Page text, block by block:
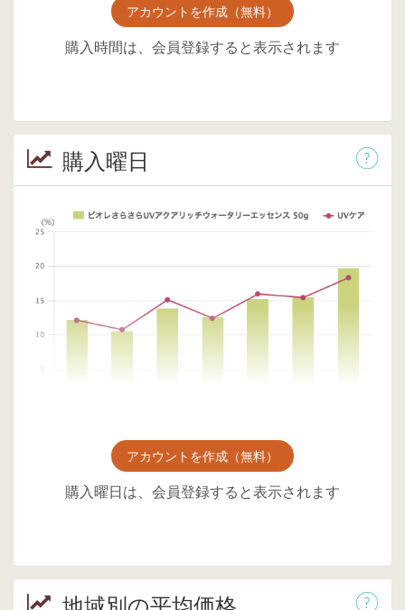
アカウントを作成（無料）
購入時間は、会員登録すると表示されます
購入曜日
アカウントを作成（無料）
購入曜日は、会員登録すると表示されます